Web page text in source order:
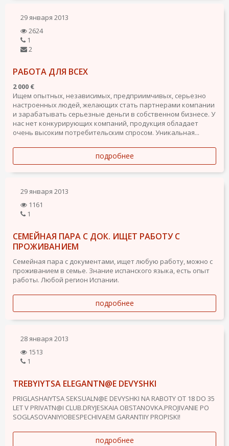
29 января 2013
2624
1
2
РАБОТА ДЛЯ ВСЕХ
2 000 €
Ищем опытных, независимых, предприимчивых, серьезно
настроенных людей, желающих стать партнерами компании
и зарабатывать серьезные деньги в собственном бизнесе. У
нас нет конкурирующих компаний, продукция обладает
очень высоким потребительским спросом. Уникальная...
подробнее
29 января 2013
1161
1
СЕМЕЙНАЯ ПАРА С ДОК. ИЩЕТ РАБОТУ С
ПРОЖИВАНИЕМ
Семейная пара с документами, ищет любую работу, можно с
проживанием в семье. Знание испанского языка, есть опыт
работы. Любой регион Испании.
подробнее
28 января 2013
1513
1
TREBYIYTSA ELEGANTN@E DEVYSHKI
PRIGLASHAIYTSA SEKSUALN@E DEVYSHKI NA RABOTY OT 18 DO 35
LET V PRIVATN@I CLUB.DRYJESKAIA OBSTANOVKA.PROJIVANIE PO
SOGLASOVANIY!OBESPECHIVAEM GARANTIIY PROPISKI!
подробнее